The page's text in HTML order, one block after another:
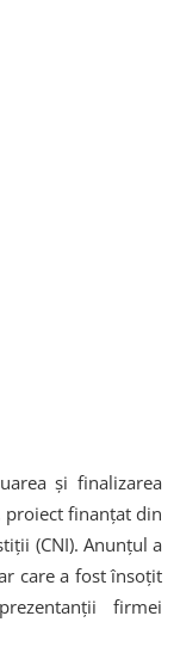
și finalizarea
proiect finanțat din
(CNI). Anunțul a
care a fost însoțit
firmei